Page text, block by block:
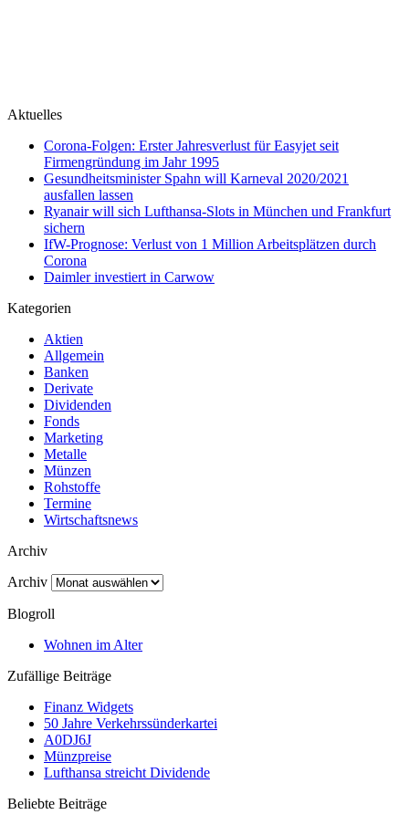
Aktuelles
Corona-Folgen: Erster Jahresverlust für Easyjet seit
Firmengründung im Jahr 1995
Gesundheitsminister Spahn will Karneval 2020/2021
ausfallen lassen
Ryanair will sich Lufthansa-Slots in München und Frankfurt
sichern
IfW-Prognose: Verlust von 1 Million Arbeitsplätzen durch
Corona
Daimler investiert in Carwow
Kategorien
Aktien
Allgemein
Banken
Derivate
Dividenden
Fonds
Marketing
Metalle
Münzen
Rohstoffe
Termine
Wirtschaftsnews
Archiv
Archiv
Blogroll
Wohnen im Alter
Zufällige Beiträge
Finanz Widgets
50 Jahre Verkehrssünderkartei
A0DJ6J
Münzpreise
Lufthansa streicht Dividende
Beliebte Beiträge